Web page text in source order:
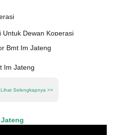
Untuk Dewan Koperasi
Bmt Im Jateng
Im Jateng
Lihat Selengkapnya >>